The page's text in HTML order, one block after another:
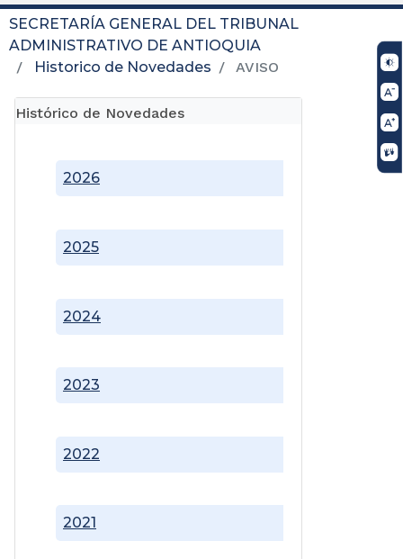
SECRETARÍA GENERAL DEL TRIBUNAL
ADMINISTRATIVO DE ANTIOQUIA
Historico de Novedades
AVISO
Histórico de Novedades
2021
2022
2023
2024
2025
2026